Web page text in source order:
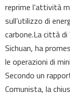
reprime l’attività
sull’utilizzo di
carbone.La città di
Sichuan, ha
le operazioni di
Secondo un
Comunista, la